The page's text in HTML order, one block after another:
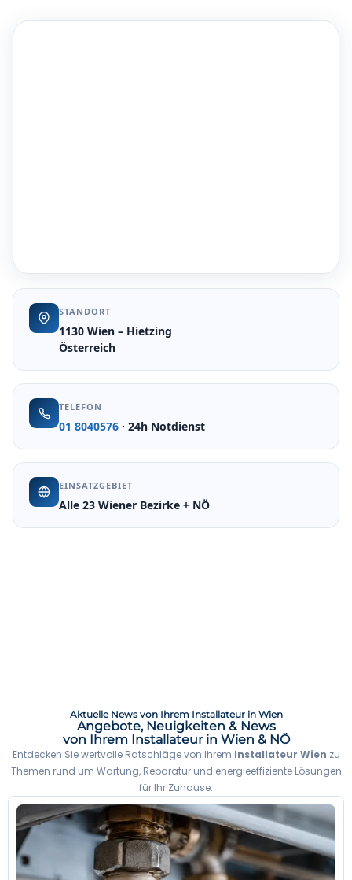
STANDORT
1130 Wien – Hietzing
Österreich
TELEFON
01 8040576 · 24h Notdienst
EINSATZGEBIET
Alle 23 Wiener Bezirke + NÖ
Aktuelle News von Ihrem Installateur in Wien
Angebote, Neuigkeiten & News
von Ihrem Installateur in Wien & NÖ
Entdecken Sie wertvolle Ratschläge von Ihrem Installateur Wien zu
Themen rund um Wartung, Reparatur und energieeffiziente Lösungen
für Ihr Zuhause.